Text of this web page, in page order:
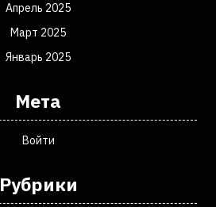
Апрель 2025
Март 2025
Январь 2025
Мета
Войти
Рубрики